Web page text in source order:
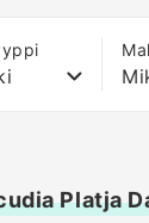
Platja